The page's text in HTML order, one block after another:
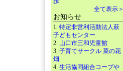
全て表示＞
お知らせ
1. 特定非営利活動法人萩
子どもセンター
2. 山口市三和児童館
3. 子育てサークル 菜の花
畑
4. 生活協同組合コープや